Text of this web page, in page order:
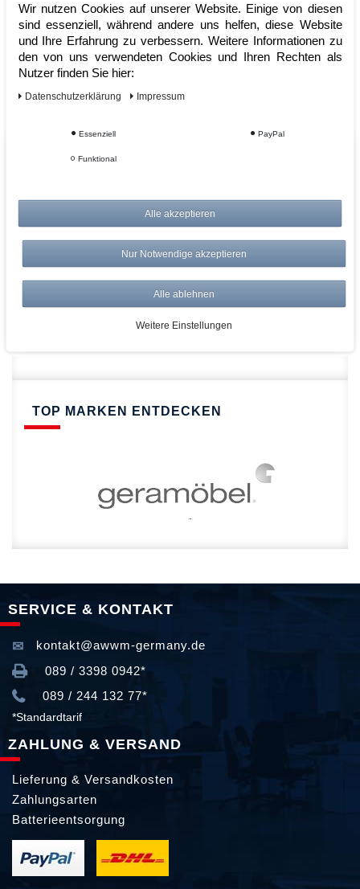
Sofort lieferbar
Vom Profi für Profis - Ihre Vorteile
Versandkostenfrei ab 150€
Risikolos: 14 Tage Rückgabe
Über 20.000 Artikel
Schnelle Lieferung
TOP MARKEN ENTDECKEN
SERVICE & KONTAKT
kontakt@awwm-germany.de
089 / 3398 0942*
089 / 244 132 77*
*Standardtarif
ZAHLUNG & VERSAND
Lieferung & Versandkosten
Zahlungsarten
Batterieentsorgung
Wir nutzen Cookies auf unserer Website. Einige von diesen
sind essenziell, während andere uns helfen, diese Website
und Ihre Erfahrung zu verbessern. Weitere Informationen zu
den von uns verwendeten Cookies und Ihren Rechten als
Nutzer finden Sie hier:
Daten­schutz­erklärung Impressum
Essenziell PayPal
Funktional
Alle akzeptieren
Nur Notwendige akzeptieren
Alle ablehnen
Weitere Einstellungen